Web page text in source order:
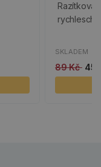
SKLADEM
89 Kč 45